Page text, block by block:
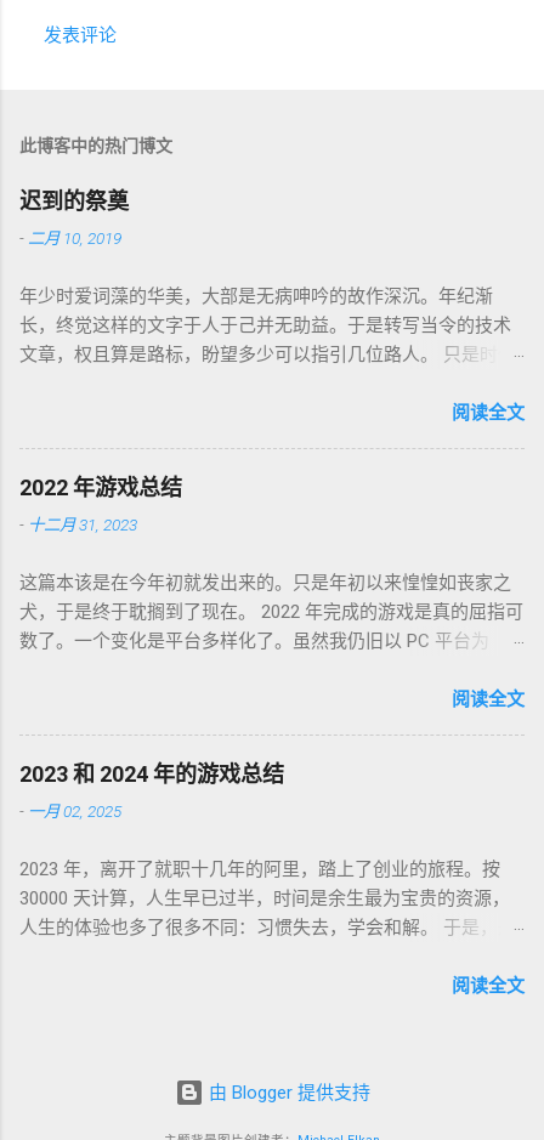
发表评论
此博客中的热门博文
迟到的祭奠
- 二月 10, 2019
年少时爱词藻的华美，大部是无病呻吟的故作深沉。年纪渐
长，终觉这样的文字于人于己并无助益。于是转写当令的技术
文章，权且算是路标，盼望多少可以指引几位路人。 只是时代
图标为何物，转眼千禧一代业已成人，不知墙为何物。互联网
盛开，RSS 之父自戕，开源日益沦为资本巨鳄博弈的棋子。 这
个光怪陆离的世界，不是游戏中的虚幻场景，却是千千万万个
如我一样的人鞠躬尽瘁亲手打造的魔幻现实。这可是我曾希冀
世界如此复杂，我连这巨轮的去向也无从分辨。 辗转无眠的夜
晚，陪在枕边的便是金庸老先生的几部书。每每读到若有所
悟，才能在黎明前草草小憩。老先生从武侠到无侠，层层递进
喜，又把这个江湖的规则层层解构，推演其间各式人格向现实
投影的境遇和选择。 老先生开卷入世，却又早早封笔，不做答
案，只在笔墨尽处引人向善。困顿时能读到这样的文字，我心
存感激。 枕边已无金庸，经典心中长存。
阅读全文
2022 年游戏总结
- 十二月 31, 2023
这篇本该是在今年初就发出来的。只是年初以来惶惶如丧家之
犬，于是终于耽搁到了现在。 2022 年完成的游戏是真的屈指可
数了。一个变化是平台多样化了。虽然我仍旧以 PC 平台为
Partisans 1941，中文名「苏军游击队 1941」，2022-01-03 通
喜欢这个背景而已，系统并不很出彩，故事中规中矩，人物刻
画一般。估计不是特别喜欢这类题材的同学都不会看到这款游
戏。 Lost Ruins，2022-01-09 通关，GoG 记录 7 小时。萌系像
种，故事属于玩后即忘的类型，到现在只记得有件装备叫死库
水。 Kena: Bridge of Spirits，中文名「凯娜：灵魂之桥」，
2022-02-01 通关，Epic 平台没有耗时记录，不过印象里流程不
体验很像是观看一部动画长片。属于还行，但不至于到推荐的
说游戏工业的优质成熟产品应该长啥样，战神 4 就是答案。不
错的故事，不错的系统，优秀的视听体验。 Elding Ring，艾尔
阅读全文
2023 和 2024 年的游戏总结
- 一月 02, 2025
2023 年，离开了就职十几年的阿里，踏上了创业的旅程。按
30000 天计算，人生早已过半，时间是余生最为宝贵的资源，
人生的体验也多了很多不同：习惯失去，学会和解。 于是，是
要。对于游戏的执念，也终于松动，毕竟要花费最为宝贵的资
几个月时间坚持到通关。参照组是「圣女之歌 Zero2：鳞痕誓
约」，也是满满的情怀，但作品质量真的让我坚持不到通关
阅读全文
由 Blogger 提供支持